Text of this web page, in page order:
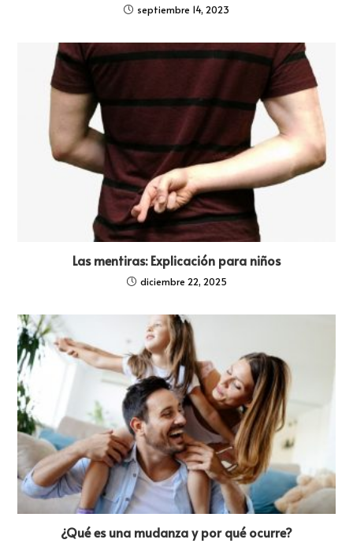
septiembre 14, 2023
Las mentiras: Explicación para niños
diciembre 22, 2025
¿Qué es una mudanza y por qué ocurre?